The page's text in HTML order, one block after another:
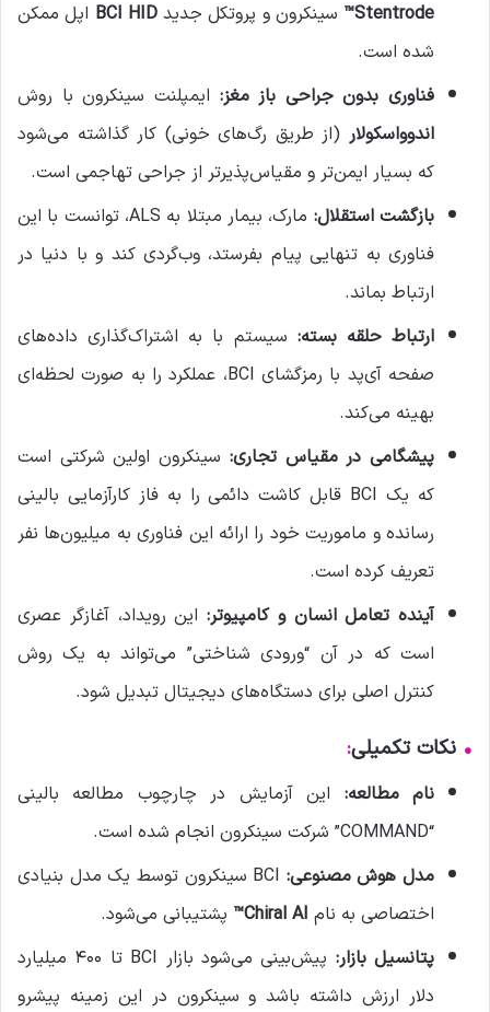
Stentrode™
سینکرون و پروتکل جدیدBCI HID اپل ممکن
شده است.
فناوری بدون جراحی باز مغز: ایمپلنت سینکرون با روش
اندوواسکولار (از طریق رگ‌های خونی) کار گذاشته می‌شود
که بسیار ایمن‌تر و مقیاس‌پذیرتر از جراحی تهاجمی است.
بازگشت استقلال:
مارک، بیمار مبتلا به ALS، توانست با این
فناوری به تنهایی پیام بفرستد، وب‌گردی کند و با دنیا در
ارتباط بماند.
ارتباط حلقه بسته: سیستم با به اشتراک‌گذاری داده‌های
صفحه آی‌پد با رمزگشای BCI، عملکرد را به صورت لحظه‌ای
بهینه می‌کند.
پیشگامی در مقیاس تجاری: سینکرون اولین شرکتی است
که یک BCI قابل کاشت دائمی را به فاز کارآزمایی بالینی
رسانده و ماموریت خود را ارائه این فناوری به میلیون‌ها نفر
تعریف کرده است.
آینده تعامل انسان و کامپیوتر: این رویداد، آغازگر عصری
است که در آن “ورودی شناختی” می‌تواند به یک روش
کنترل اصلی برای دستگاه‌های دیجیتال تبدیل شود.
• نکات تکمیلی:
نام مطالعه: این آزمایش در چارچوب مطالعه بالینی
“COMMAND” شرکت سینکرون انجام شده است.
مدل هوش مصنوعی:
BCI سینکرون توسط یک مدل بنیادی
اختصاصی به نام Chiral AI™
پشتیبانی می‌شود.
پتانسیل بازار:
پیش‌بینی می‌شود بازار BCI تا ۴۰۰ میلیارد
دلار ارزش داشته باشد و سینکرون در این زمینه پیشرو